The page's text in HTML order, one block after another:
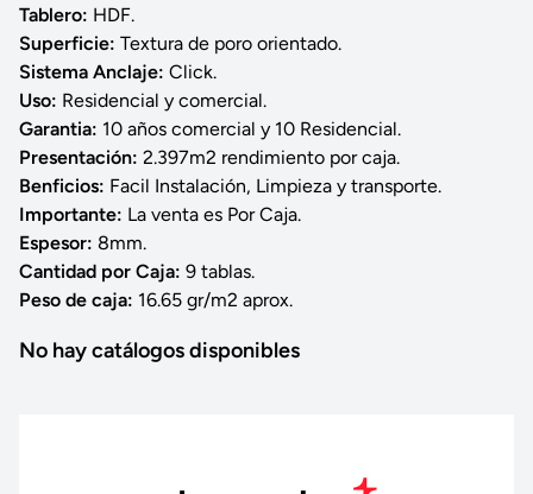
Tablero: HDF.
Superficie: Textura de poro orientado.
Sistema Anclaje: Click.
Uso: Residencial y comercial.
Garantia: 10 años comercial y 10 Residencial.
Presentación: 2.397m2 rendimiento por caja.
Benficios: Facil Instalación, Limpieza y transporte.
Importante: La venta es Por Caja.
Espesor: 8mm.
Cantidad por Caja: 9 tablas.
Peso de caja: 16.65 gr/m2 aprox.
No hay catálogos disponibles